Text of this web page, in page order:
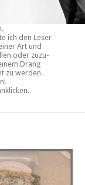
ich den Leser
Art und
oder zuzu-
Drang
zu werden.